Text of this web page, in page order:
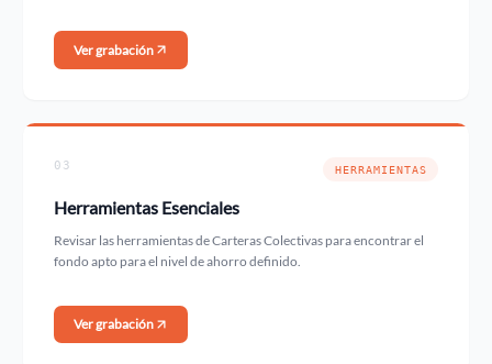
Ver grabación
03 HERRAMIENTAS
Herramientas Esenciales
Revisar las herramientas de Carteras Colectivas para encontrar el
fondo apto para el nivel de ahorro definido.
Ver grabación